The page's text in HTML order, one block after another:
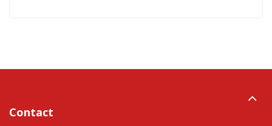
Contact